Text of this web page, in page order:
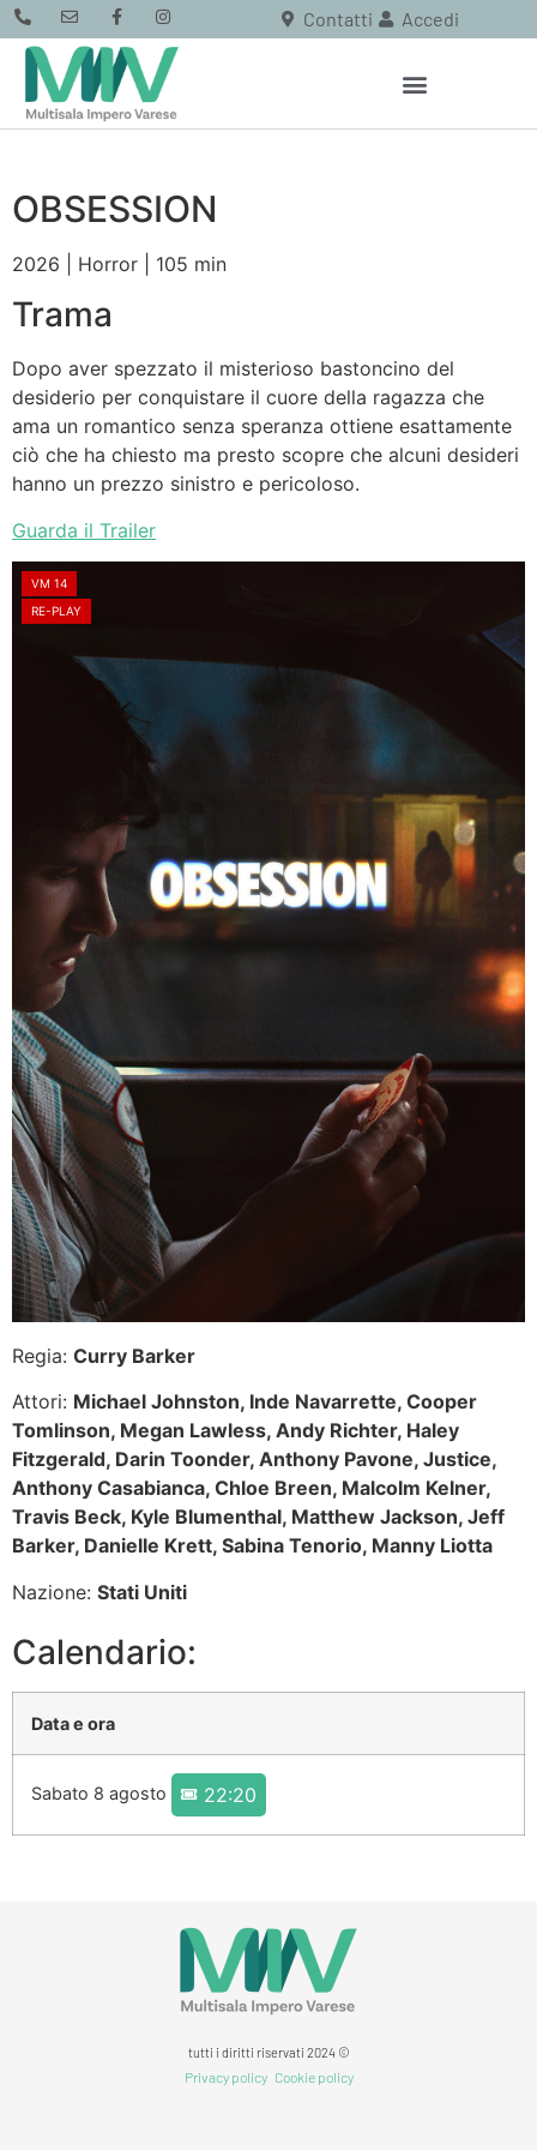
Contatti Accedi
OBSESSION
2026 | Horror | 105 min
Trama
Dopo aver spezzato il misterioso bastoncino del
desiderio per conquistare il cuore della ragazza che
ama un romantico senza speranza ottiene esattamente
ciò che ha chiesto ma presto scopre che alcuni desideri
hanno un prezzo sinistro e pericoloso.
Guarda il Trailer
VM 14
RE-PLAY
Regia: Curry Barker
Attori: Michael Johnston, Inde Navarrette, Cooper
Tomlinson, Megan Lawless, Andy Richter, Haley
Fitzgerald, Darin Toonder, Anthony Pavone, Justice,
Anthony Casabianca, Chloe Breen, Malcolm Kelner,
Travis Beck, Kyle Blumenthal, Matthew Jackson, Jeff
Barker, Danielle Krett, Sabina Tenorio, Manny Liotta
Nazione: Stati Uniti
Calendario:
Data e ora
Sabato 8 agosto 22:20
tutti i diritti riservati 2024 ©
Privacy policy Cookie policy